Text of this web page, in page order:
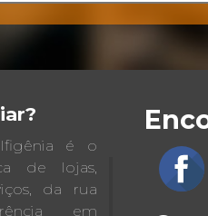
é o
de lojas,
da rua
em